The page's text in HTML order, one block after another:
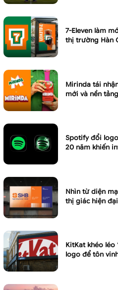
7-Eleven làm
thị trường Hàn
Mirinda tái
mới và nền
Spotify đổi
20 năm khiến
Nhìn từ diện
thị giác hiện
KitKat khéo léo
logo để tôn